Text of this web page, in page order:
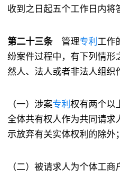
收到之日起五个工作日内将
第二十三条管理专利 工作
纷案件过程中，有下列情形
然人、法人或者非法人组织
（一）涉案专利 权有两个以
全体共有权人作为共同请求
示放弃有关实体权利的除外；
（二）被请求人为个体工